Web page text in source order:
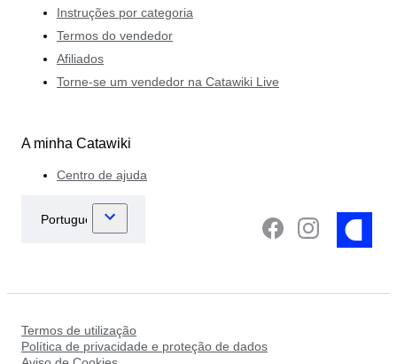
Instruções por categoria
Termos do vendedor
Afiliados
Torne-se um vendedor na Catawiki Live
A minha Catawiki
Centro de ajuda
Termos de utilização
Política de privacidade e proteção de dados